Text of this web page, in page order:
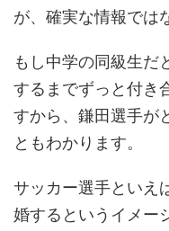
が、確実な情報では
もし中学の同級生だ
するまでずっと付き
すから、鎌田選手が
ともわかります。
サッカー選手といえ
婚するというイメー